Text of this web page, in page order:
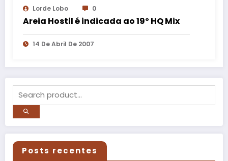
Lorde Lobo 0
Areia Hostil é indicada ao 19º HQ Mix
14 De Abril De 2007
Posts recentes